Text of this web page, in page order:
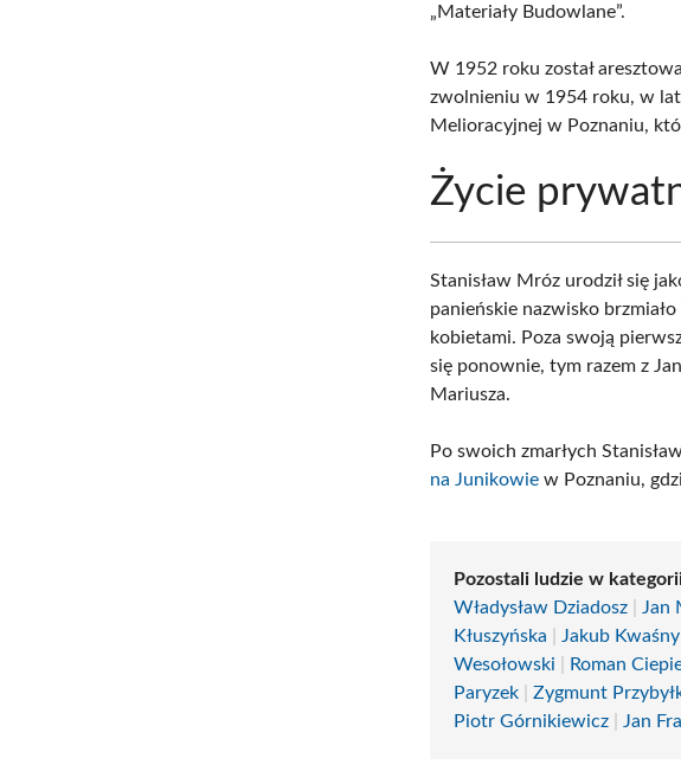
„Materiały Budowlane”.
W 1952 roku został
zwolnieniu w 1954 roku, w
Melioracyjnej w Poznaniu,
Życie
Stanisław Mróz urodził się
panieńskie nazwisko
kobietami. Poza swoją
się ponownie, tym razem z
Mariusza.
Po swoich zmarłych
na Junikowie w Poznaniu,
Pozostali ludzie w
Władysław Dziadosz
Jan
Kłuszyńska
Jakub Kwaśny
Wesołowski
Roman
Paryzek |Zygmunt
Piotr Górnikiewicz
Jan